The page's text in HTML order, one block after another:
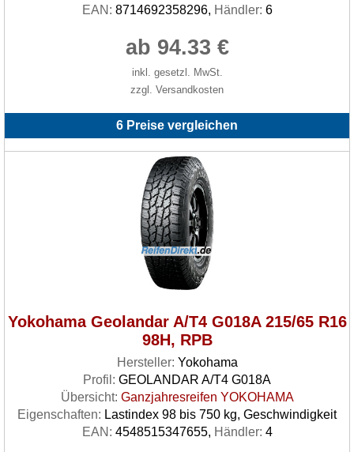
EAN: 8714692358296, Händler: 6
ab 94.33 €
inkl. gesetzl. MwSt.
zzgl. Versandkosten
6 Preise vergleichen
Yokohama Geolandar A/T4 G018A 215/65 R16
98H, RPB
Hersteller: Yokohama
Profil: GEOLANDAR A/T4 G018A
Übersicht: Ganzjahresreifen YOKOHAMA
Eigenschaften: Lastindex 98 bis 750 kg, Geschwindigkeit
EAN: 4548515347655, Händler: 4